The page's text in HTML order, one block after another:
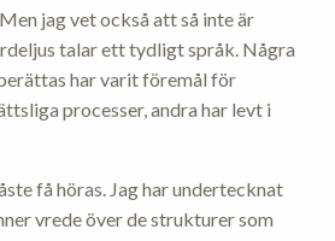
jag vet också att så inte är
talar ett tydligt språk. Några
har varit föremål för
processer, andra har levt i
få höras. Jag har undertecknat
vrede över de strukturer som